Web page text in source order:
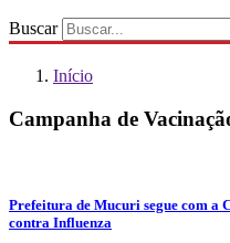
Buscar
Início
Campanha de
Prefeitura de Mucuri segue com a
contra Influenza